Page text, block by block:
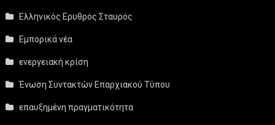
Ελληνικός Ερυθρός Σταυρός
Εμπορικά νέα
ενεργειακή κρίση
Ένωση Συντακτών Επαρχιακού Τύπου
επαυξημένη πραγματικότητα